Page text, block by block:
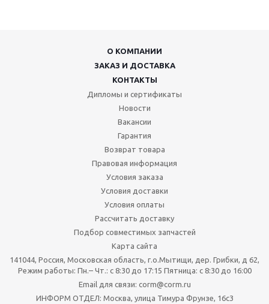
О КОМПАНИИ
ЗАКАЗ И ДОСТАВКА
КОНТАКТЫ
Дипломы и сертификаты
Новости
Вакансии
Гарантия
Возврат товара
Правовая информация
Условия заказа
Условия доставки
Условия оплаты
Рассчитать доставку
Подбор совместимых запчастей
Карта сайта
141044, Россия, Московская область, г.о.Мытищи, дер. Грибки, д 62,
Режим работы: Пн.– Чт.: с 8:30 до 17:15 Пятница: c 8:30 до 16:00
Email для связи: corm@corm.ru
ИНФОРМ ОТДЕЛ: Москва, улица Тимура Фрунзе, 16с3